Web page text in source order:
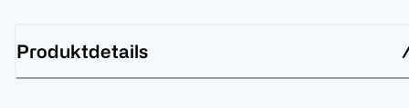
Produktdetails